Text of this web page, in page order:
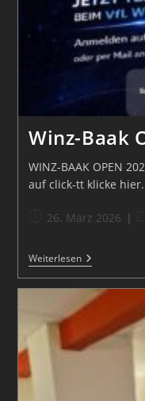
Winz-Baak
WINZ-BAAK OPEN
auf click-tt klicke hier.
Beitrag26. März 2026
WeiterlesenWinz-
Baak
2026